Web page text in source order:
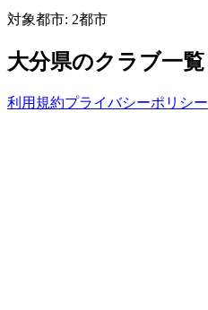
対象都市: 2都市
大分県のクラブ一覧
利用規約プライバシーポリシー